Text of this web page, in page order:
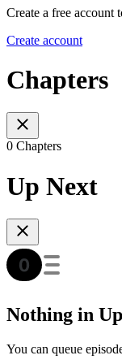
Create a free account
Create account
Chapters
0 Chapters
Up Next
Nothing in
You can queue